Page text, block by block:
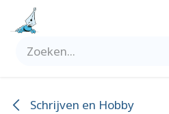
Overslaan naar inhoud
Schrijven en Hobby